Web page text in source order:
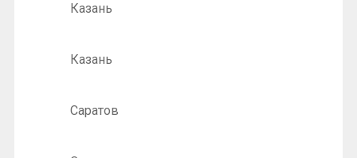
Казань
Казань
Саратов